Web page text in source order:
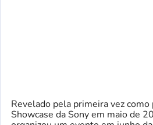
Revelado pela primeira vez
Showcase da Sony em maio de